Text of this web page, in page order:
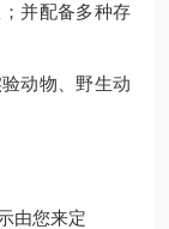
并配备多种存
动物、野生动
由您来定